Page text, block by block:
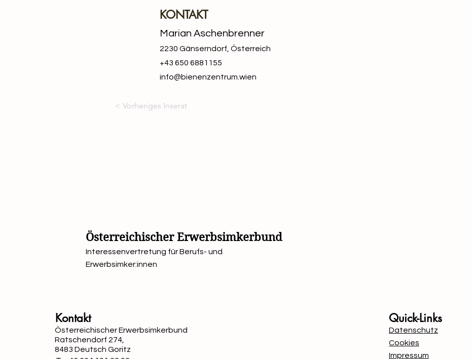
KONTAKT
Marian Aschenbrenner
2230 Gänserndorf, Österreich
+43 650 6881155
info@bienenzentrum.wien
< Vorheriges Inserat
Österreichischer Erwerbsimkerbund
Interessenvertretung für Berufs- und
Erwerbsimker:innen
Kontakt
Österreichischer Erwerbsimkerbund
Ratschendorf 274,
8483 Deutsch Goritz
Quick-Links
Datenschutz
Cookies
Impressum